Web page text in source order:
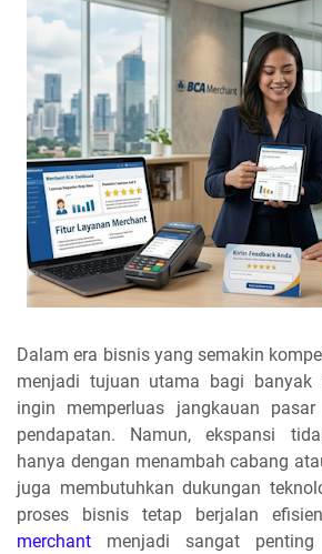
Dalam era bisnis yang semakin
menjadi tujuan utama bagi banyak
ingin memperluas jangkauan
pendapatan. Namun, ekspansi
hanya dengan menambah cabang
juga membutuhkan dukungan
proses bisnis tetap berjalan
merchant menjadi sangat penting